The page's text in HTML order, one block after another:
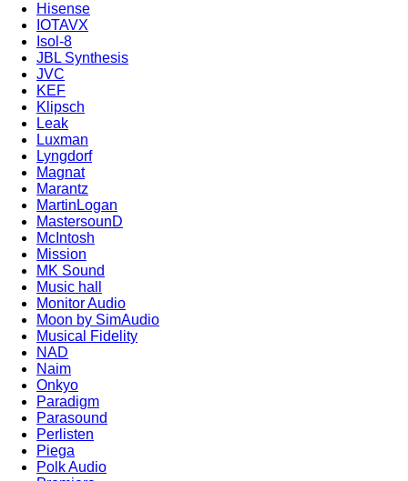
Hisense
IOTAVX
Isol-8
JBL Synthesis
JVC
KEF
Klipsch
Leak
Luxman
Lyngdorf
Magnat
Marantz
MartinLogan
MastersounD
McIntosh
Mission
MK Sound
Music hall
Monitor Audio
Moon by SimAudio
Musical Fidelity
NAD
Naim
Onkyo
Paradigm
Parasound
Perlisten
Piega
Polk Audio